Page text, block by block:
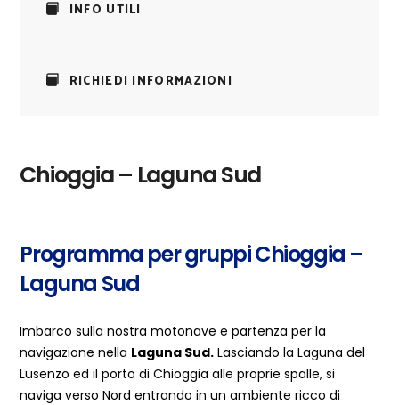
INFO UTILI
RICHIEDI INFORMAZIONI
Chioggia – Laguna Sud
Programma per gruppi Chioggia –
Laguna Sud
Imbarco sulla nostra motonave e partenza per la
navigazione nella Laguna Sud. Lasciando la Laguna del
Lusenzo ed il porto di Chioggia alle proprie spalle, si
naviga verso Nord entrando in un ambiente ricco di